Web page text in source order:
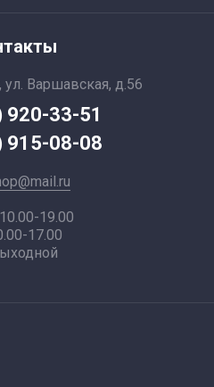
ул. Варшавская, д.56
920-33-51
915-08-08
19.00
17.00